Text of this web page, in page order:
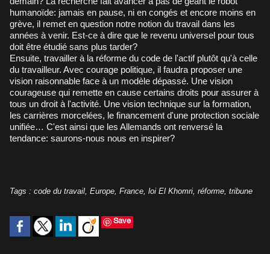
humanoïde: jamais en pause, ni en congés et encore moins en
grève, il remet en question notre notion du travail dans les
années à venir. Est-ce à dire que le revenu universel pour tous
doit être étudié sans plus tarder?
Ensuite, travailler à la réforme du code de l'actif plutôt qu'à celle
du travailleur. Avec courage politique, il faudra proposer une
vision raisonnable face à un modèle dépassé. Une vision
courageuse qui remette en cause certains droits pour assurer à
tous un droit à l'activité. Une vision technique sur la formation,
les carrières morcelées, le financement d'une protection sociale
unifiée… C'est ainsi que les Allemands ont renversé la
tendance: saurons-nous nous en inspirer?
Tags : code du travail, Europe, France, loi El Khomri, réforme, tribune
Save